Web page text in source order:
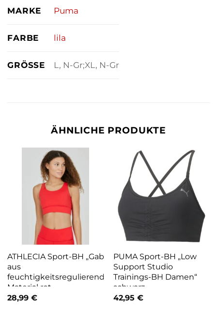
MARKE Puma
FARBE lila
GRÖSSE L, N-Gr;XL, N-Gr
ÄHNLICHE PRODUKTE
ATHLECIA Sport-BH „Gaby“,
aus
feuchtigkeitsregulierendem
Material rot
28,99 €
PUMA Sport-BH „Low
Support Studio
Trainings-BH Damen“
schwarz
42,95 €